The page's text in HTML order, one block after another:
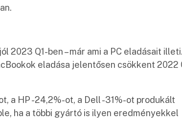
Q1-ben – már ami a PC eladásait illeti.
eladása jelentősen csökkent 2022
a HP -24,2%-ot, a Dell -31%-ot produkált
ha a többi gyártó is ilyen eredményekkel